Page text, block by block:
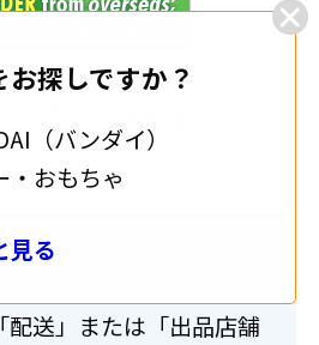
お探しですか？
（バンダイ）
・おもちゃ
見る
て
配送」または「出品店舗